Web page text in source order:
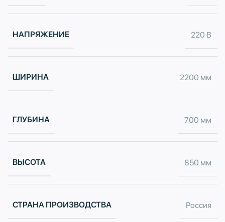
НАПРЯЖЕНИЕ 220 В
ШИРИНА 2200 мм
ГЛУБИНА 700 мм
ВЫСОТА 850 мм
СТРАНА ПРОИЗВОДСТВА Россия